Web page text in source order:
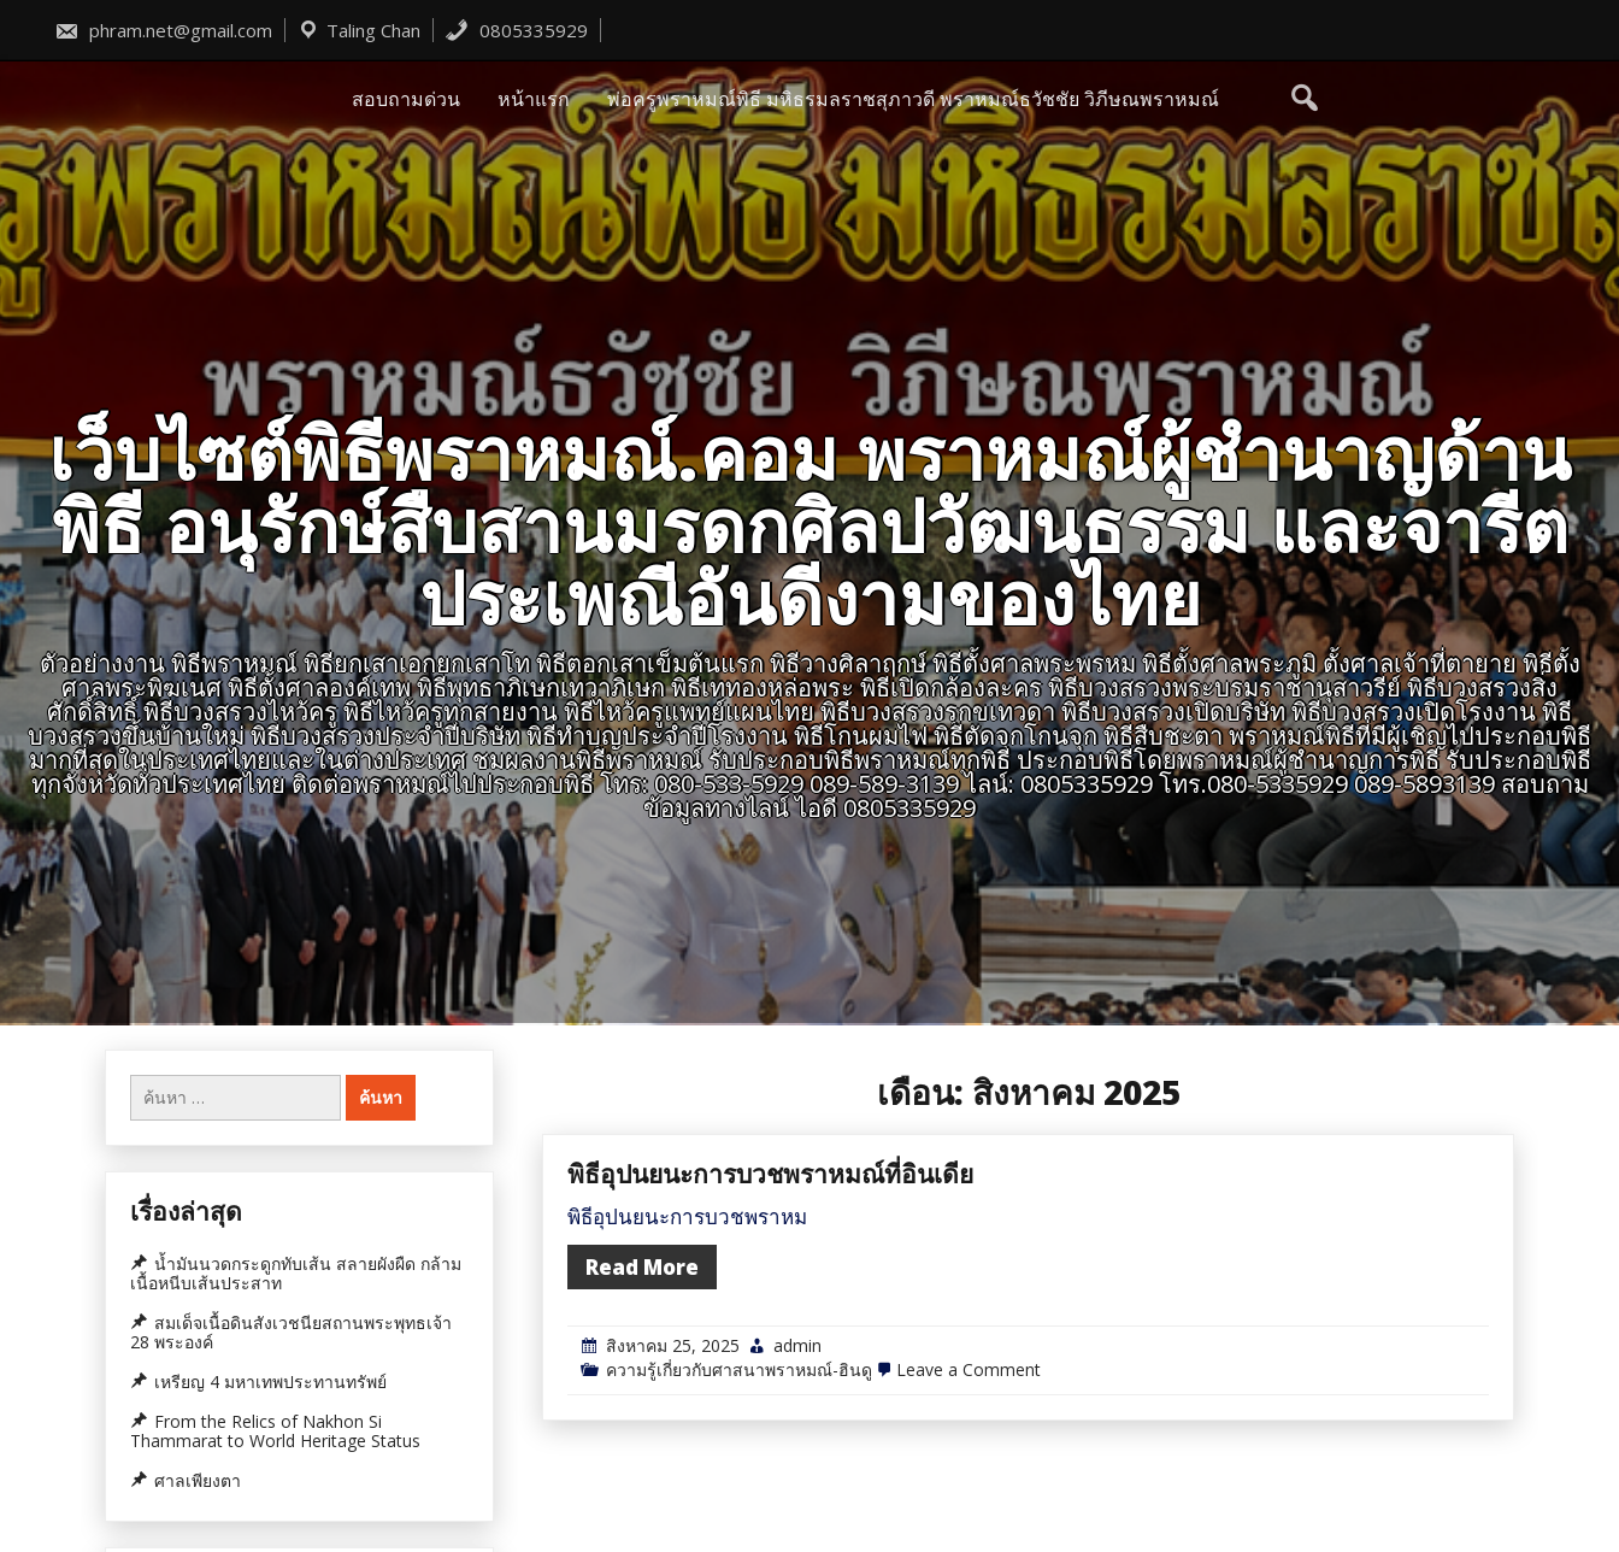
content
phram.net@gmail.com Taling Chan 0805335929
สอบถามด่วน หน้าแรก พ่อครูพราหมณ์พิธี มหิธรมลราชสุภาวดี พราหมณ์ธวัชชัย วิภีษณพราหมณ์
เว็บไซต์พิธีพราหมณ์.คอม พราหมณ์ผู้ชำนาญด้าน
พิธี อนุรักษ์สืบสานมรดกศิลปวัฒนธรรม และจารีต
ประเพณีอันดีงามของไทย
ตัวอย่างงาน พิธีพราหมณ์ พิธียกเสาเอกยกเสาโท พิธีตอกเสาเข็มต้นแรก พิธีวางศิลาฤกษ์ พิธีตั้งศาลพระพรหม พิธีตั้งศาลพระภูมิ ตั้งศาลเจ้าที่ตายาย พิธีตั้ง
ศาลพระพิฆเนศ พิธีตั้งศาลองค์เทพ พิธีพุทธาภิเษกเทวาภิเษก พิธีเททองหล่อพระ พิธีเปิดกล้องละคร พิธีบวงสรวงพระบรมราชานุสาวรีย์ พิธีบวงสรวงสิ่ง
ศักดิ์สิทธิ์ พิธีบวงสรวงไหว้ครู พิธีไหว้ครูทุกสายงาน พิธีไหว้ครูแพทย์แผนไทย พิธีบวงสรวงรุกขเทวดา พิธีบวงสรวงเปิดบริษัท พิธีบวงสรวงเปิดโรงงาน พิธี
บวงสรวงขึ้นบ้านใหม่ พิธีบวงสรวงประจำปีบริษัท พิธีทำบุญประจำปีโรงงาน พิธีโกนผมไฟ พิธีตัดจุกโกนจุก พิธีสืบชะตา พราหมณ์พิธีที่มีผู้เชิญไปประกอบพิธี
มากที่สุดในประเทศไทยและในต่างประเทศ ชมผลงานพิธีพราหมณ์ รับประกอบพิธีพราหมณ์ทุกพิธี ประกอบพิธีโดยพราหมณ์ผู้ชำนาญการพิธี รับประกอบพิธี
ทุกจังหวัดทั่วประเทศไทย ติดต่อพราหมณ์ไปประกอบพิธี โทร: 080-533-5929 089-589-3139 ไลน์: 0805335929 โทร.080-5335929 089-5893139 สอบถาม
ข้อมูลทางไลน์ ไอดี 0805335929
เดือน: สิงหาคม 2025
พิธีอุปนยนะการบวชพราหมณ์ที่อินเดีย
พิธีอุปนยนะการบวชพราหม
Read More
สิงหาคม 25, 2025
admin
ความรู้เกี่ยวกับศาสนาพราหมณ์-ฮินดู
Leave a Commenton
นยนะ
ค้นหา
สำหรับ:
เรื่องล่าสุด
น้ำมันนวดกระดูกทับเส้น สลายผังผืด กล้าม
เนื้อหนีบเส้นประสาท
สมเด็จเนื้อดินสังเวชนียสถานพระพุทธเจ้า
28 พระองค์
เหรียญ 4 มหาเทพประทานทรัพย์
From the Relics of Nakhon Si
Thammarat to World Heritage Status
ศาลเพียงตา